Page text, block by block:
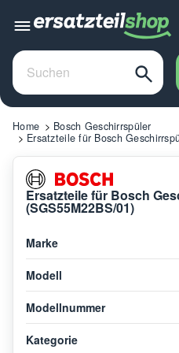
Home
Bosch Geschirrspüler
Ersatzteile für Bosch
Ersatzteile für Bosch
(SGS55M22BS/01)
Marke
Modell
Modellnummer
Kategorie